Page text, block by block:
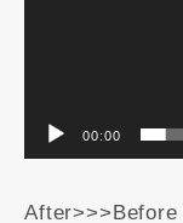
00:00
After>>>Before